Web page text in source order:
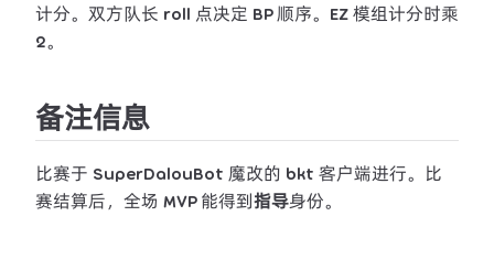
计分。双方队长 roll 点决定 BP 顺序。EZ 模组计分时乘
2。
备注信息
比赛于 SuperDalouBot 魔改的 bkt 客户端进行。比
赛结算后，全场 MVP 能得到指导身份。